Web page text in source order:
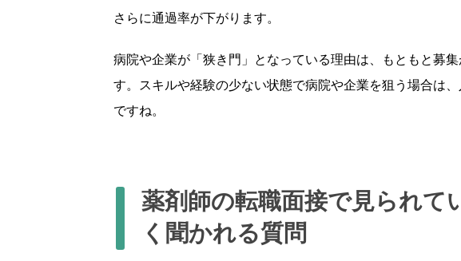
さらに通過率が下がります。
病院や企業が「狭き門」となっている理由は、もともと募
す。スキルや経験の少ない状態で病院や企業を狙う場合は
ですね。
薬剤師の転職面接で見られて
く聞かれる質問